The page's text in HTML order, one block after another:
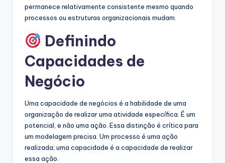
permanece relativamente consistente mesmo quando
processos ou estruturas organizacionais mudam.
Definindo
Capacidades de
Negócio
Uma capacidade de negócios é a habilidade de uma
organização de realizar uma atividade específica. É um
potencial, e não uma ação. Essa distinção é crítica para
um modelagem precisa. Um processo é uma ação
realizada; uma capacidade é a capacidade de realizar
essa ação.